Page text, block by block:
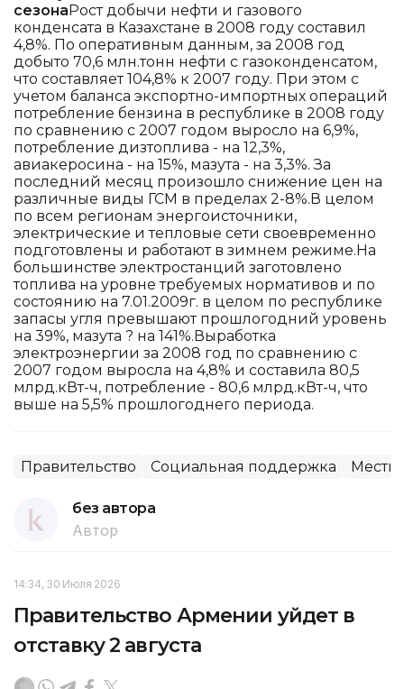
сезонаРост добычи нефти и газового
конденсата в Казахстане в 2008 году составил
4,8%. По оперативным данным, за 2008 год
добыто 70,6 млн.тонн нефти с газоконденсатом,
что составляет 104,8% к 2007 году. При этом с
учетом баланса экспортно-импортных операций
потребление бензина в республике в 2008 году
по сравнению с 2007 годом выросло на 6,9%,
потребление дизтоплива - на 12,3%,
авиакеросина - на 15%, мазута - на 3,3%. За
последний месяц произошло снижение цен на
различные виды ГСМ в пределах 2-8%.В целом
по всем регионам энергоисточники,
электрические и тепловые сети своевременно
подготовлены и работают в зимнем режиме.На
большинстве электростанций заготовлено
топлива на уровне требуемых нормативов и по
состоянию на 7.01.2009г. в целом по республике
запасы угля превышают прошлогодний уровень
на 39%, мазута ? на 141%.Выработка
электроэнергии за 2008 год по сравнению с
2007 годом выросла на 4,8% и составила 80,5
млрд.кВт-ч, потребление - 80,6 млрд.кВт-ч, что
выше на 5,5% прошлогоднего периода.
Правительство Социальная поддержка
без автора
Автор
14:34, 30 Июля 2026
Правительство Армении уйдет в
отставку 2 августа